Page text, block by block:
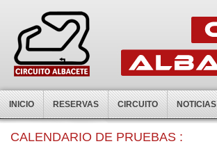
INICIO RESERVAS CIRCUITO NOTICIAS
CALENDARIO DE PRUEBAS :
0:00